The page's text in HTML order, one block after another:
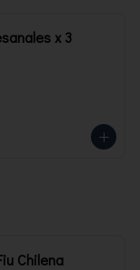
x 3
Chilena